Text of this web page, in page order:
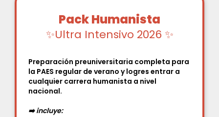
Pack Humanista
✨Ultra Intensivo 2026 ✨
Preparación preuniversitaria completa para
la PAES regular de verano y logres entrar a
cualquier carrera humanista a nivel
nacional.
➡️ incluye: